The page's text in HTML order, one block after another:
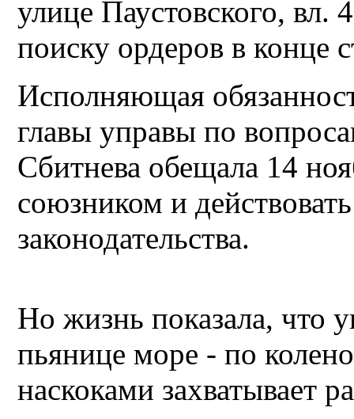
улице Паустовского, вл.
поиску ордеров в конце
Исполняющая
главы управы по
Сбитнева обещала 14
союзником и
законодательства.
Но жизнь показала, что
пьянице море - по
наскоками захватывает